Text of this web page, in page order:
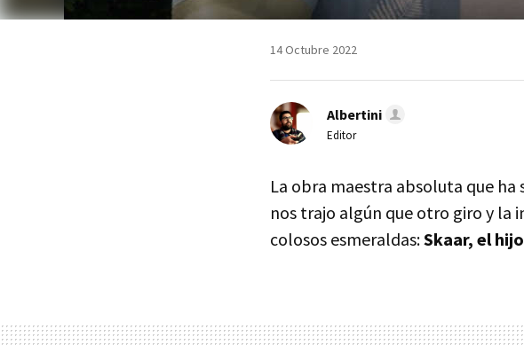
14 Octubre 2022
Albertini
Editor
La obra maestra absoluta que ha
nos trajo algún que otro giro y la
colosos esmeraldas:Skaar, el